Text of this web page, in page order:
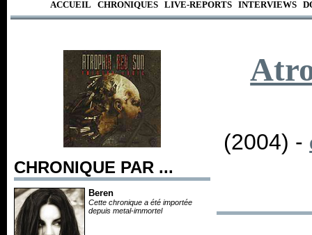
ACCUEIL CHRONIQUES LIVE-REPORTS INTERVIEWS
CHRONIQUE PAR ...
Beren
Cette chronique a été importée
depuis metal-immortel
(2004) -